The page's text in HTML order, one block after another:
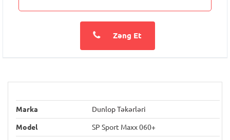
Zəng Et
Marka Dunlop Təkərləri
Model SP Sport Maxx 060+